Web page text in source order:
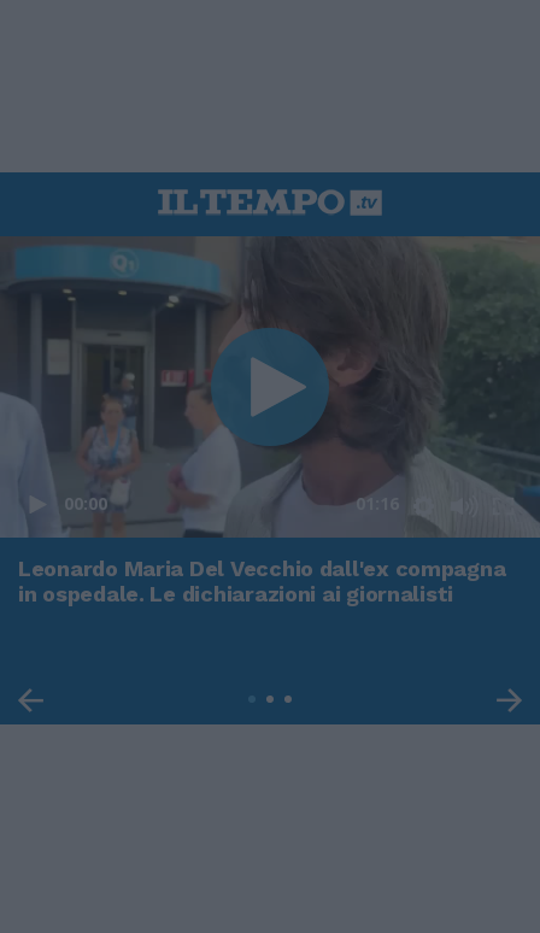
00:00 01:16
Leonardo Maria Del Vecchio dall'ex compagna
in ospedale. Le dichiarazioni ai giornalisti